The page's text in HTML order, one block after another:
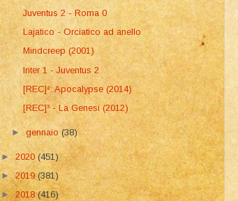
Juventus 2 - Roma 0
Lajatico - Orciatico ad anello
Mindcreep (2001)
Inter 1 - Juventus 2
[REC]⁴: Apocalypse (2014)
[REC]³ - La Genesi (2012)
►gennaio(38)
►2020(451)
►2019(381)
►2018(416)